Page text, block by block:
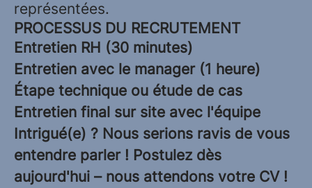
représentées.
PROCESSUS DU RECRUTEMENT
Entretien RH (30 minutes)
Entretien avec le manager (1 heure)
Étape technique ou étude de cas
Entretien final sur site avec l'équipe
Intrigué(e) ? Nous serions ravis de vous
entendre parler ! Postulez dès
aujourd'hui – nous attendons votre CV !